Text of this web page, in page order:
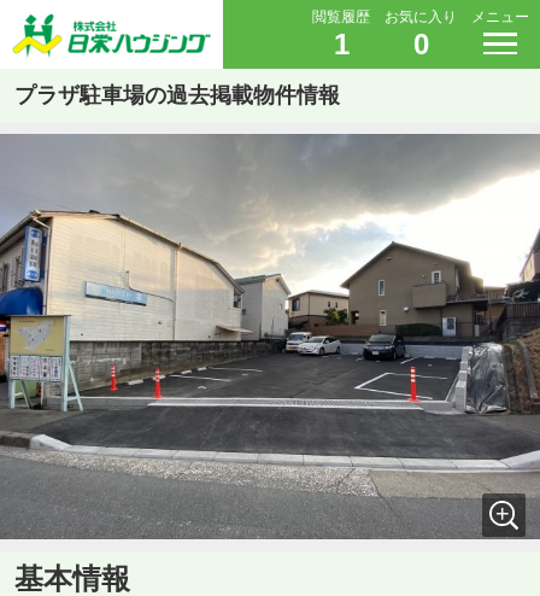
閲覧履歴
1
お気に入り
0
メニュー
プラザ駐車場の過去掲載物件情報
基本情報